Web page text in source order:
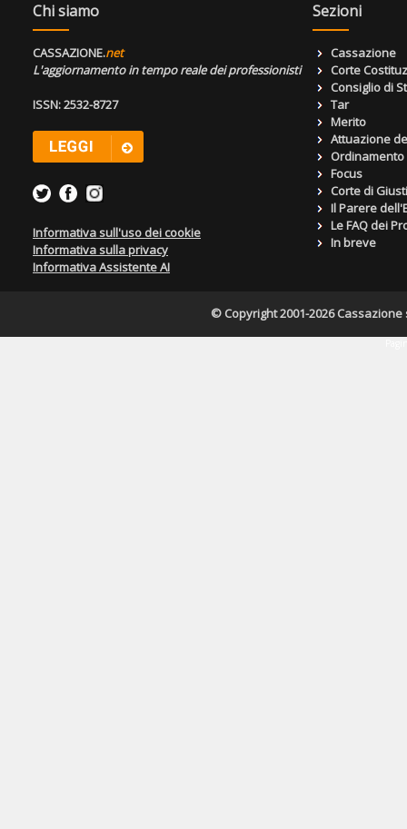
Chi siamo
CASSAZIONE.net
L'aggiornamento in tempo reale dei professionisti
ISSN: 2532-8727
Informativa sull'uso dei cookie
Informativa sulla privacy
Informativa Assistente AI
Sezioni
Cassazione
Corte
Consiglio di
Tar
Merito
Attuazione
Focus
Corte di
Il Parere
Le FAQ dei
In breve
© Copyright 2001-2026 Cassazione